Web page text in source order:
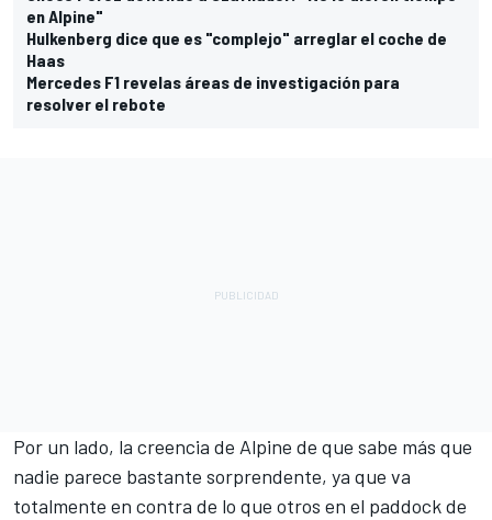
en Alpine"
Hulkenberg dice que es "complejo" arreglar el coche de
Haas
Mercedes F1 revelas áreas de investigación para
resolver el rebote
Por un lado, la creencia de Alpine de que sabe más que
nadie parece bastante sorprendente, ya que va
totalmente en contra de lo que otros en el paddock de